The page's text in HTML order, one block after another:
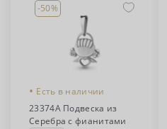
-50%
• Есть в наличии
23374А Подвеска из
Серебра с фианитами